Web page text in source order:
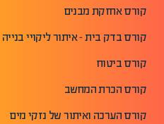
קורס אחזקת מבנים
קורס בדק בית - איתור ליקויי בנייה
קורס ביטוח
קורס הכרת המחשב
קורס הערכה ואיתור של נזקי מים